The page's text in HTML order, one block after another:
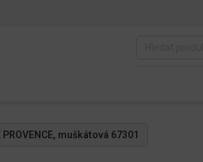
muškátová 67301